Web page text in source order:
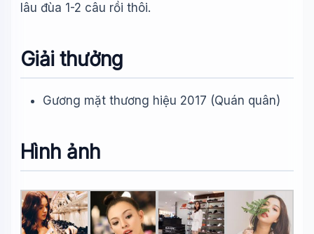
lâu đùa 1-2 câu rồi thôi.
Giải thưởng
Gương mặt thương hiệu 2017 (Quán quân)
Hình ảnh